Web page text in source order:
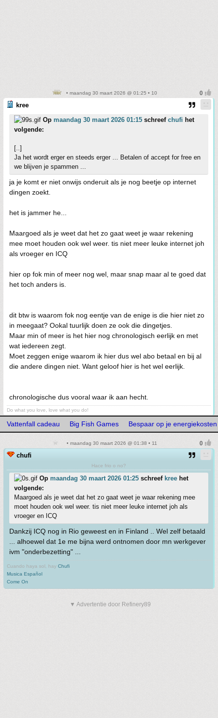
• maandag 30 maart 2026 @ 01:25 • 10
kree
Op maandag 30 maart 2026 01:15 schreef chufi het
volgende:
[..]
Ja het wordt erger en steeds erger ... Betalen of accept for free en
we blijven je spammen ...
ja je komt er niet onwijs onderuit als je nog beetje op internet
dingen zoekt.
het is jammer he...
Maargoed als je weet dat het zo gaat weet je waar rekening
mee moet houden ook wel weer. tis niet meer leuke internet joh
als vroeger en ICQ
hier op fok min of meer nog wel, maar snap maar al te goed dat
het toch anders is.
dit btw is waarom fok nog eentje van de enige is die hier niet zo
in meegaat? Ookal tuurlijk doen ze ook die dingetjes.
Maar min of meer is het hier nog chronologisch eerlijk en met
wat iedereen zegt.
Moet zeggen enige waarom ik hier dus wel abo betaal en bij al
die andere dingen niet. Want geloof hier is het wel eerlijk.
chronologische dus vooral waar ik aan hecht.
Do what you love, love what you do!
Vattenfall cadeau Big Fish Games Bespaar op je
• maandag 30 maart 2026 @ 01:38 • 11
chufi
Hace frio o no?
Op maandag 30 maart 2026 01:25 schreef kree het
volgende:
Maargoed als je weet dat het zo gaat weet je waar rekening mee
moet houden ook wel weer. tis niet meer leuke internet joh als
vroeger en ICQ
Dankzij ICQ nog in Rio geweest en in Finland .. Wel zelf betaald
... alhoewel dat 1e me bijna werd ontnomen door mn werkgever
ivm "onderbezetting" ...
Cuando haya sol, hay Chufi
Musica Español
Come On
▼ Advertentie door Refinery89